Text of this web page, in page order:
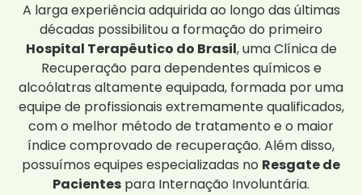
A larga experiência adquirida ao longo das últimas
décadas possibilitou a formação do primeiro
Hospital Terapêutico do Brasil, uma Clínica de
Recuperação para dependentes químicos e
alcoólatras altamente equipada, formada por uma
equipe de profissionais extremamente qualificados,
com o melhor método de tratamento e o maior
índice comprovado de recuperação. Além disso,
possuímos equipes especializadas no Resgate de
Pacientes para Internação Involuntária.